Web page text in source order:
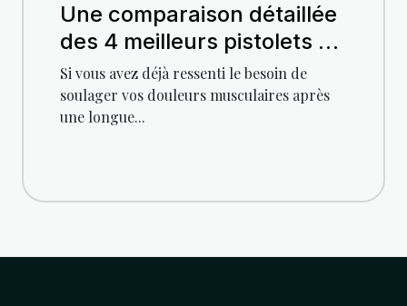
Une comparaison détaillée
des 4 meilleurs pistolets de
massage sur Amazon
Si vous avez déjà ressenti le besoin de
soulager vos douleurs musculaires après
une longue...